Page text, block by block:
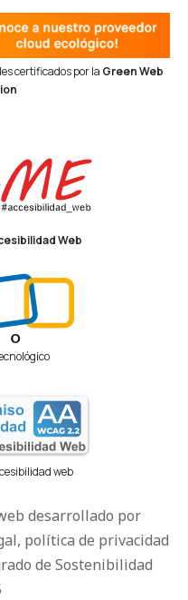
certificados por la Green Web
Web
web
desarrollado por
política de privacidad
de Sostenibilidad